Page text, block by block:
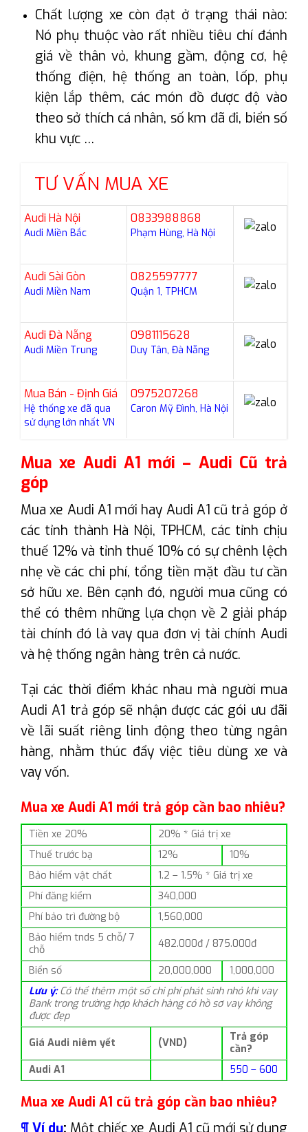
Chất lượng xe còn đạt ở trạng thái nào:
Nó phụ thuộc vào rất nhiều tiêu chí đánh
giá về thân vỏ, khung gầm, động cơ, hệ
thống điện, hệ thống an toàn, lốp, phụ
kiện lắp thêm, các món đồ được độ vào
theo sở thích cá nhân, số km đã đi, biển số
khu vực …
TƯ VẤN MUA XE
Audi Hà Nội
Audi Miền Bắc
0833988868
Phạm Hùng, Hà Nội
Audi Sài Gòn
Audi Miền Nam
0825597777
Quận 1, TPHCM
Audi Đà Nẵng
Audi Miền Trung
0981115628
Duy Tân, Đà Nẵng
Mua Bán - Định Giá
Hệ thống xe đã qua
sử dụng lớn nhất VN
0975207268
Caron Mỹ Đình, Hà Nội
Mua xe Audi A1 mới – Audi Cũ trả
góp
Mua xe Audi A1 mới hay Audi A1 cũ trả góp ở
các tỉnh thành Hà Nội, TPHCM, các tỉnh chịu
thuế 12% và tỉnh thuế 10% có sự chênh lệch
nhẹ về các chi phí, tổng tiền mặt đầu tư cần
sở hữu xe. Bên cạnh đó, người mua cũng có
thể có thêm những lựa chọn về 2 giải pháp
tài chính đó là vay qua đơn vị tài chính Audi
và hệ thống ngân hàng trên cả nước.
Tại các thời điểm khác nhau mà người mua
Audi A1 trả góp sẽ nhận được các gói ưu đãi
về lãi suất riêng linh động theo từng ngân
hàng, nhằm thúc đẩy việc tiêu dùng xe và
vay vốn.
Mua xe Audi A1 mới trả góp cần bao nhiêu?
Tiền xe 20%
20% * Giá trị xe
Thuế trước bạ
12%
10%
Bảo hiểm vật chất
1.2 – 1.5% * Giá trị xe
Phí đăng kiểm
340,000
Phí bảo trì đường bộ
1,560,000
Bảo hiểm tnds 5 chỗ/ 7
chỗ
482.000đ / 875.000đ
Biển số 20,000,000
1,000,000
Lưu ý:Có thể thêm một số chi phí phát sinh nhỏ khi vay
Bank trong trường hợp khách hàng có hồ sơ vay không
được đẹp
Giá Audi niêm yết (VND)
Trả góp
cần?
Audi A1
550 – 600
Mua xe Audi A1 cũ trả góp cần bao nhiêu?
¶ Ví dụ: Một chiếc xe Audi A1 cũ mới sử dụng